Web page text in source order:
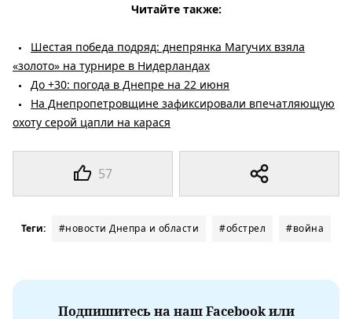
57
Читайте также:
Шестая победа подряд: днепрянка Магучих взяла
«золото» на турнире в Нидерландах
До +30: погода в Днепре на 22 июня
На Днепропетровщине зафиксировали впечатляющую
охоту серой цапли на карася
Теги: #новости Днепра и области #обстрел #война
Подпишитесь на наш Facebook или